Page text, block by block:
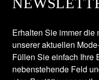
Erhalten Sie immer die
unserer aktuellen
Füllen Sie einfach Ihre
nebenstehende Feld